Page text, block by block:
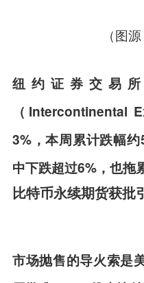
（图
纽约证券交易
（Intercontinental
3%，本周累计跌幅
中下跌超过6%，也拖
比特币永续期货获批
市场抛售的导火索是